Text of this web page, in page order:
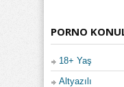
PORNO
18+ Yaş
Altyazılı